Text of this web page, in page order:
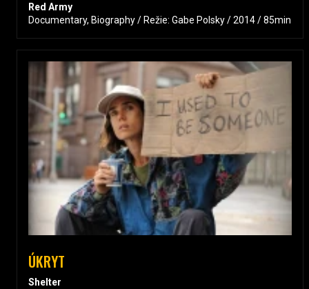
Red Army
Documentary, Biography / Režie: Gabe Polsky / 2014 / 85min
ÚKRYT
Shelter